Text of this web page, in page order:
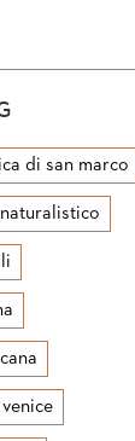
di san marco